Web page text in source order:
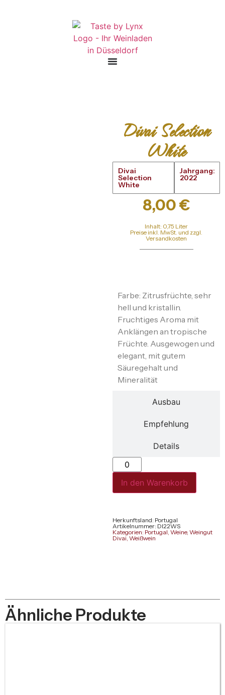
Divai Selection
White
Divai
Selection
White
Jahrgang:
2022
8,00€
Inhalt: 0,75 Liter
Preise inkl. MwSt. und zzgl.
Versandkosten
Ausbau
Empfehlung
Details
Farbe: Zitrusfrüchte, sehr
hell und kristallin.
Fruchtiges Aroma mit
Anklängen an tropische
Früchte. Ausgewogen und
elegant, mit gutem
Säuregehalt und
Mineralität
In den Warenkorb
Herkunftsland: Portugal
Artikelnummer: DI22WS
Kategorien: Portugal, Weine, Weingut
Divai, Weißwein
Ähnliche Produkte